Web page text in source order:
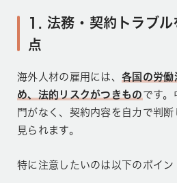
1. 法務・契約トラブル
点
海外人材の雇用には、 各国の労働
め、法的リスクがつきもの です。
門がなく、契約内容を自力で判断
見られます。
特に注意したいのは以下のポイン